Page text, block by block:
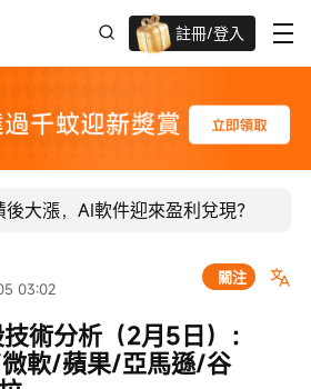
註冊/登入
大漲，AI軟件迎來盈利兌現？
03:02
關注
術分析（2月5日）：
軟/蘋果/亞馬遜/谷